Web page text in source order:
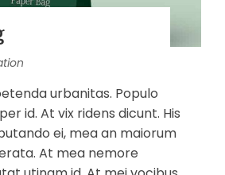
urbanitas. Populo
id. At vix ridens dicunt. His
ei, mea an maiorum
At mea nemore